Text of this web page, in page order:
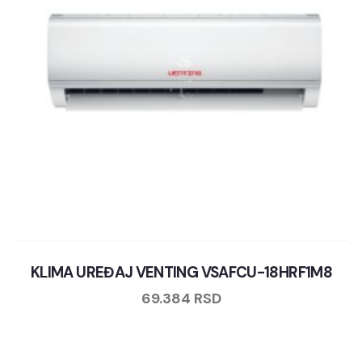
KLIMA UREĐAJ VENTING VSAFCU-18HRF1M8
69.384 RSD